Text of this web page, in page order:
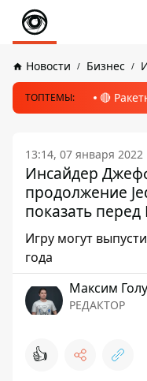
Новости Бизнес
ТОПТЕМЫ: 🔴
13:14, 07 января 2022
Инсайдер
продолжение
показать перед
Игру могут
года
Максим
РЕДАКТОР
👍